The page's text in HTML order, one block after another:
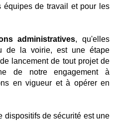
équipes de travail et pour les
administratives, qu'elles
de la voirie, est une étape
lancement de tout projet de
de notre engagement à
en vigueur et à opérer en
dispositifs de sécurité est une